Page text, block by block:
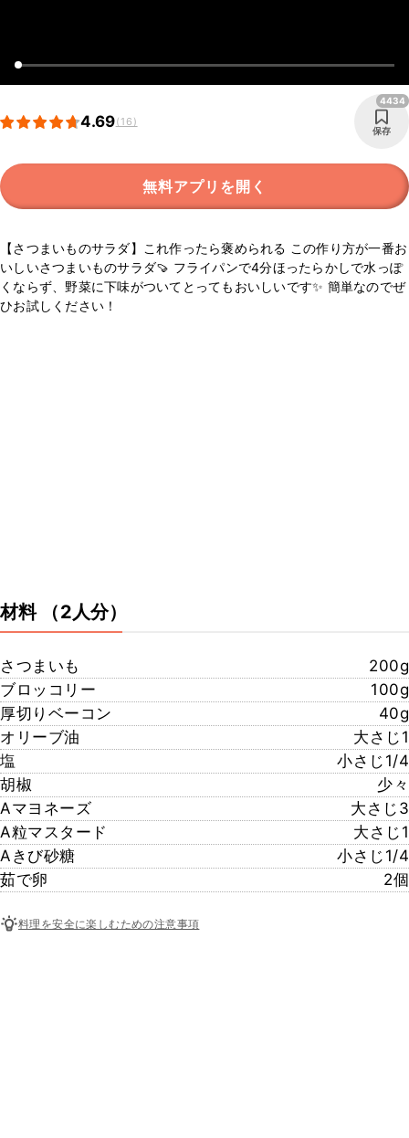
4.69(16)
保存
4434
無料アプリを開く
【さつまいものサラダ】これ作ったら褒められる この作り方が一番お
いしいさつまいものサラダ🍠 フライパンで4分ほったらかしで水っぽ
くならず、野菜に下味がついてとってもおいしいです✨ 簡単なのでぜ
ひお試しください！
材料 （2人分）
さつまいも
200g
ブロッコリー
100g
厚切りベーコン
40g
オリーブ油
大さじ1
塩
小さじ1/4
胡椒
少々
Aマヨネーズ
大さじ3
A粒マスタード
大さじ1
Aきび砂糖
小さじ1/4
茹で卵
2個
料理を安全に楽しむための注意事項